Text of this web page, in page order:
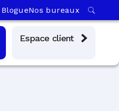
BlogueNos bureaux
Espace client